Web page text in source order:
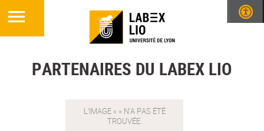
PARTENAIRES DU LABEX LIO